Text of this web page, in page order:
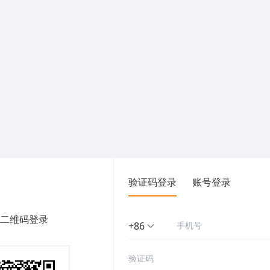
维码登录
验证码登录 账号登录
+86